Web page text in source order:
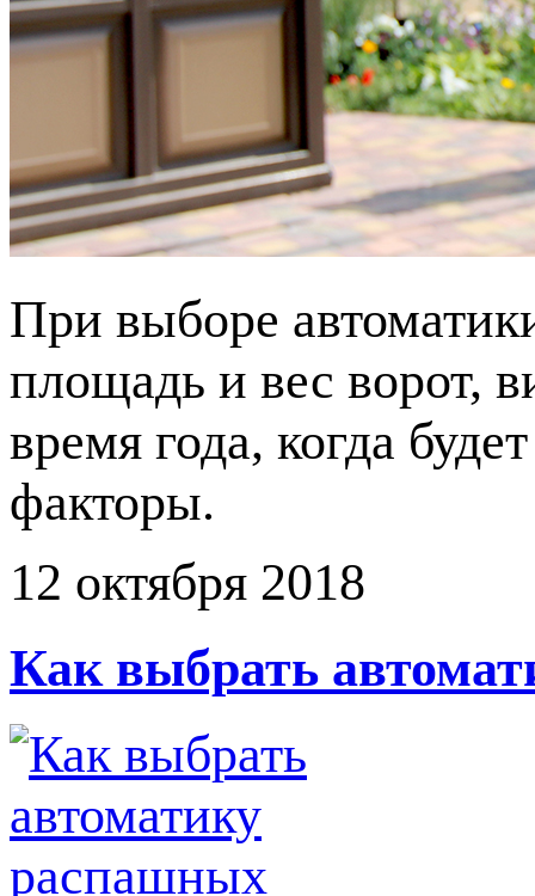
При выборе
площадь и вес ворот,
время года, когда
факторы.
12 октября 2018
Как выбрать